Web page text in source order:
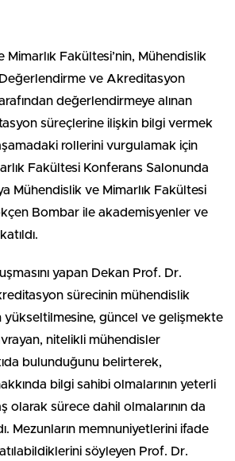
Mimarlık Fakültesi’nin, Mühendislik
ve Akreditasyon
değerlendirmeye alınan
süreçlerine ilişkin bilgi vermek
rollerini vurgulamak için
Fakültesi Konferans Salonunda
Mühendislik ve Mimarlık Fakültesi
Bombar ile akademisyenler ve
yapan Dekan Prof. Dr.
sürecinin mühendislik
yükseltilmesine, güncel ve gelişmekte
nitelikli mühendisler
bulunduğunu belirterek,
bilgi sahibi olmalarının yeterli
olarak sürece dahil olmalarının da
Mezunların memnuniyetlerini ifade
söyleyen Prof. Dr.